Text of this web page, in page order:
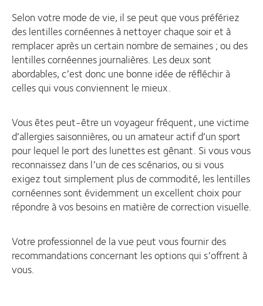
Selon votre mode de vie, il se peut que vous préfériez
des lentilles cornéennes à nettoyer chaque soir et à
remplacer après un certain nombre de semaines ; ou des
lentilles cornéennes journalières. Les deux sont
abordables, c’est donc une bonne idée de réfléchir à
celles qui vous conviennent le mieux.
Vous êtes peut-être un voyageur fréquent, une victime
d’allergies saisonnières, ou un amateur actif d’un sport
pour lequel le port des lunettes est gênant. Si vous vous
reconnaissez dans l’un de ces scénarios, ou si vous
exigez tout simplement plus de commodité, les lentilles
cornéennes sont évidemment un excellent choix pour
répondre à vos besoins en matière de correction visuelle.
Votre professionnel de la vue peut vous fournir des
recommandations concernant les options qui s’offrent à
vous.